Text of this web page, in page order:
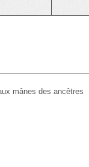
mânes des ancêtres